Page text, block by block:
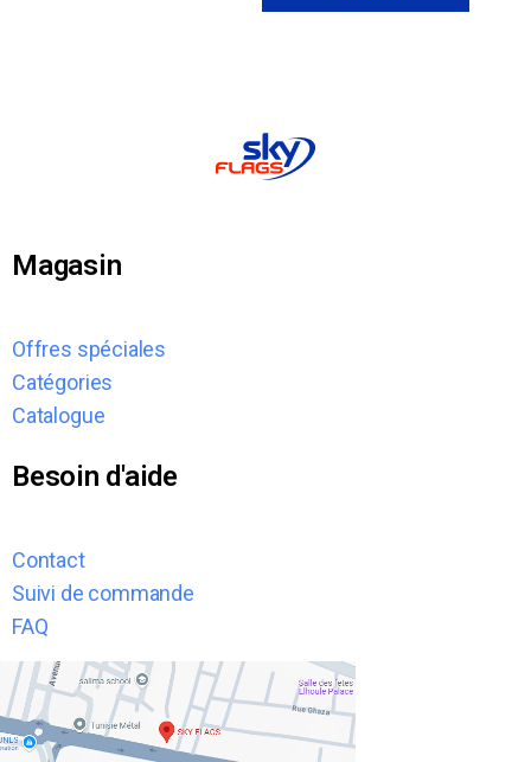
Magasin
Offres spéciales
Catégories
Catalogue
Besoin d'aide
Contact
Suivi de commande
FAQ